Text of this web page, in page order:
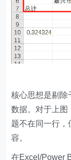
核心思想是剔除
数据。对于上图
题不在同一行，
容。
在Excel/Power